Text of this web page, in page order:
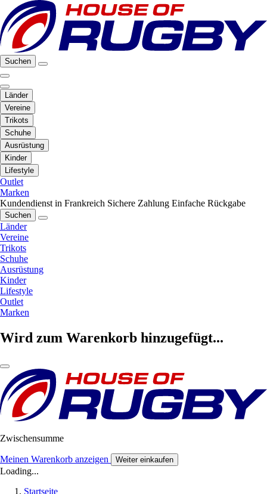
Suchen
Länder
Vereine
Trikots
Schuhe
Ausrüstung
Kinder
Lifestyle
Outlet
Marken
Kundendienst in Frankreich Sichere Zahlung Einfache Rückgabe
Suchen
Länder
Vereine
Trikots
Schuhe
Ausrüstung
Kinder
Lifestyle
Outlet
Marken
Wird zum Warenkorb hinzugefügt...
Zwischensumme
Meinen Warenkorb anzeigen Weiter einkaufen
Loading...
Startseite